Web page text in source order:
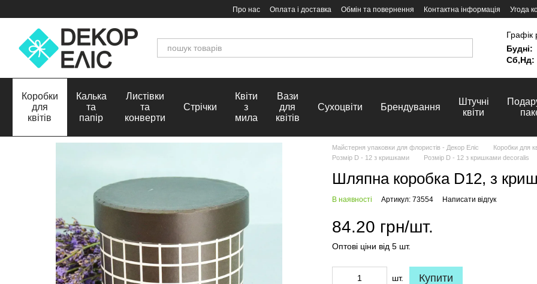
Про нас Оплата і доставка Обмін та повернення Контактна інформація Угода
Графік
Будні:
Сб,Нд:
Коробки
для
квітів
Калька
та
папір
Листівки
та
конверти
Стрічки
Квіти
з
мила
Вази
для
квітів
Сухоцвіти Брендування
Штучні
квіти
Майстерня упаковки для флористів - Декор Еліс Коробки для
Розмір D - 12 з кришками
Розмір D - 12 з кришками decoralis
Шляпна коробка D12, з
В наявності Артикул: 73554 Написати відгук
84.20 грн/шт.
Оптові ціни від 5 шт.
шт. Купити